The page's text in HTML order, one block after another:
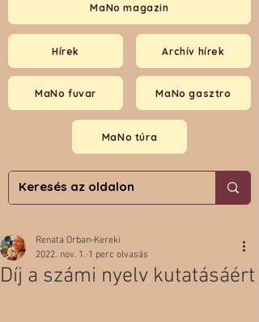
Hírek
MaNo magazin
MaNo fuvar MaNo gasztro
MaNo túra
Archív hírek
Díj a számi nyelv kutatásáért
Renata Orban-Kereki
2022. nov. 1. 1 perc olvasás